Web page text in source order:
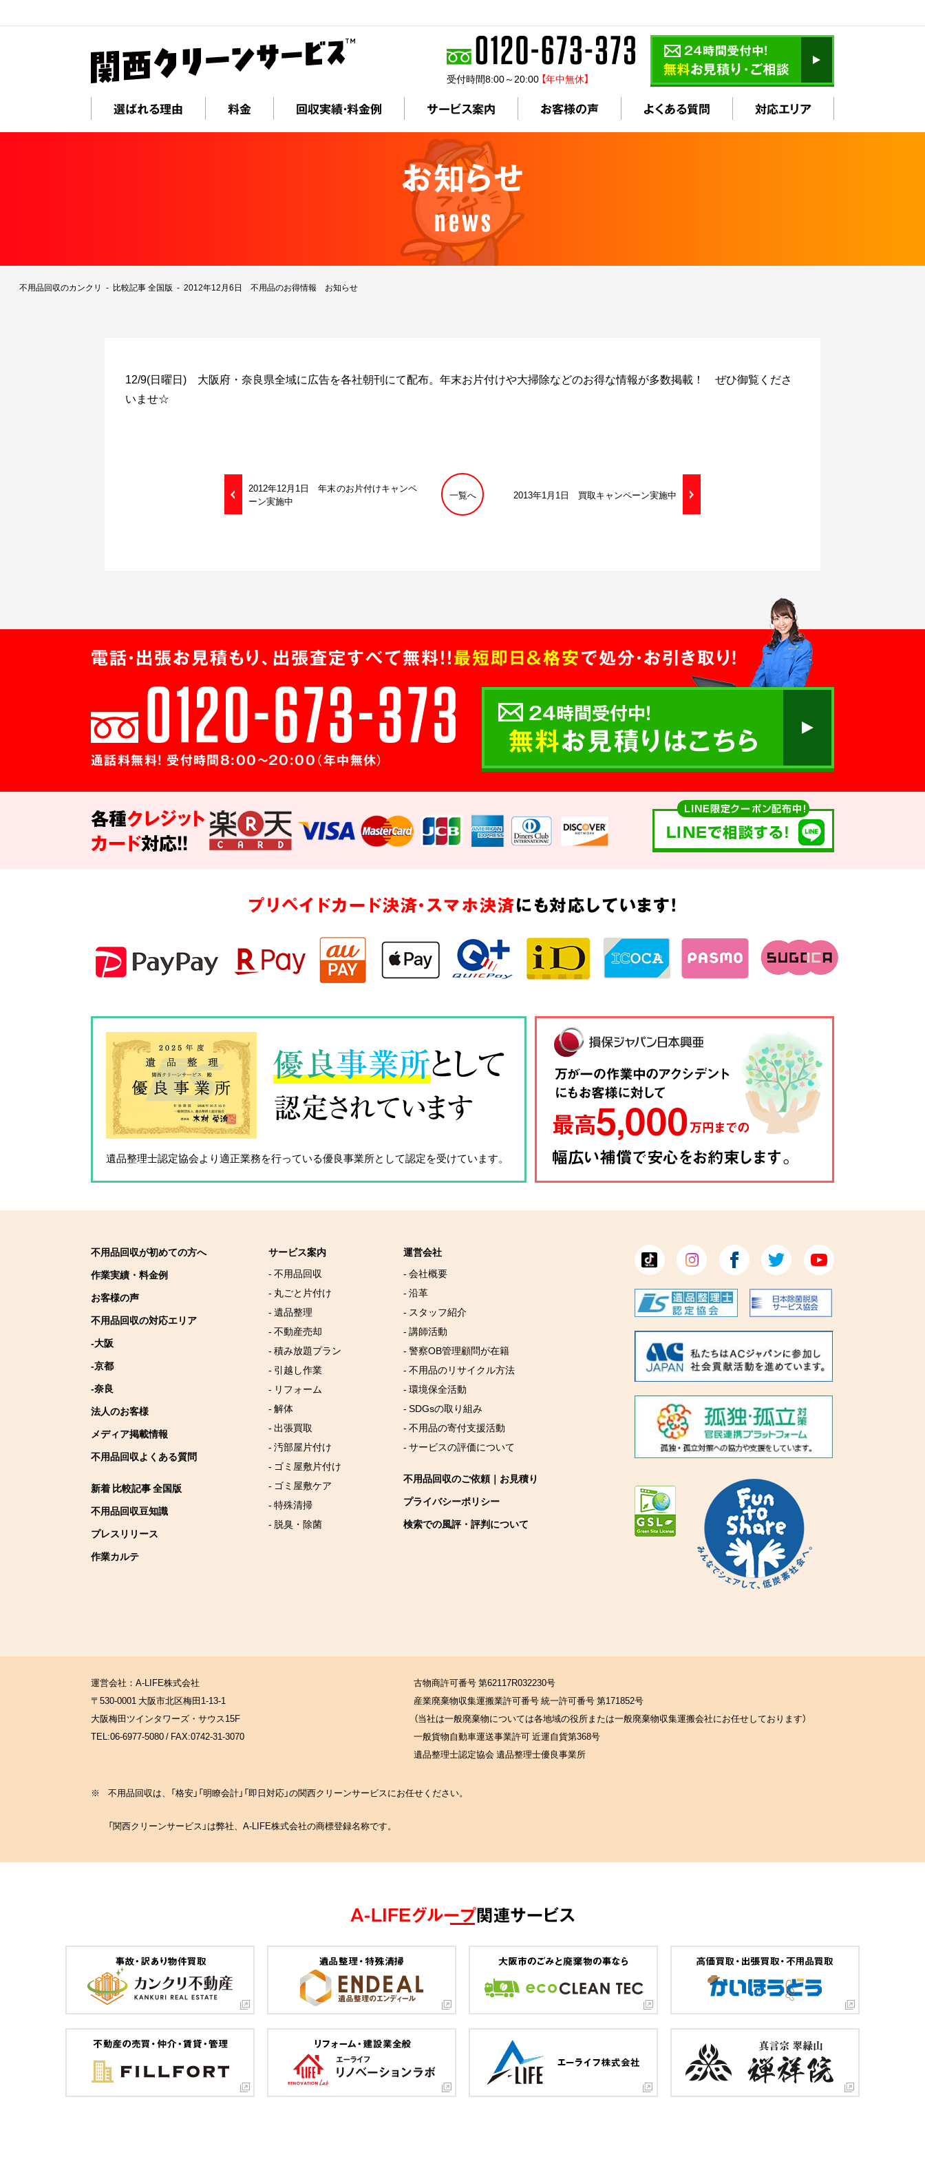
受付時間8:00～20:00 【年中無休】
選ばれる理由 料金 回収実績・料金例 サービス案内 お客様の声 よくある質問 対応エリア
お知らせ
news
不用品回収のカンクリ 比較記事 全国版 2012年12月6日 不用品のお得情報 お知らせ
12/9(日曜日) 大阪府・奈良県全域に広告を各社朝刊にて配布。年末お片付けや大掃除などのお得な情報が多数掲載！ ぜひ御覧くださ
いませ☆
2012年12月1日 年末のお片付けキャンペ
ーン実施中
一覧へ 2013年1月1日 買取キャンペーン実施中
電話・出張お見積もり、出張査定すべて無料!!最短即日＆格安で処分・お引き取り！
通話料無料! 受付時間8:00～20:00（年中無休）
24時間受付中!
無料お見積りはこちら
各種クレジット
カード対応!!
LINE限定クーポン配布中！
LINEで相談する!
プリペイドカード決済・スマホ決済にも対応しています!
優良事業所として
認定されています
遺品整理士認定協会より適正業務を行っている優良事業所として認定を受けています。
不用品回収が初めての方へ
作業実績・料金例
お客様の声
不用品回収の対応エリア
-大阪
-京都
-奈良
法人のお客様
メディア掲載情報
不用品回収よくある質問
新着 比較記事 全国版
不用品回収豆知識
プレスリリース
作業カルテ
サービス案内
- 不用品回収
- 丸ごと片付け
- 遺品整理
- 不動産売却
- 積み放題プラン
- 引越し作業
- リフォーム
- 解体
- 出張買取
- 汚部屋片付け
- ゴミ屋敷片付け
- ゴミ屋敷ケア
- 特殊清掃
- 脱臭・除菌
運営会社
- 会社概要
- 沿革
- スタッフ紹介
- 講師活動
- 警察OB管理顧問が在籍
- 不用品のリサイクル方法
- 環境保全活動
- SDGsの取り組み
- 不用品の寄付支援活動
- サービスの評価について
不用品回収のご依頼｜お見積り
プライバシーポリシー
検索での風評・評判について
運営会社：A-LIFE株式会社
〒530-0001 大阪市北区梅田1-13-1
大阪梅田ツインタワーズ・サウス15F
TEL:06-6977-5080 / FAX:0742-31-3070
古物商許可番号 第62117R032230号
産業廃棄物収集運搬業許可番号 統一許可番号 第171852号
（当社は一般廃棄物については各地域の役所または一般廃棄物収集運搬会社にお任せしております）
一般貨物自動車運送事業許可 近運自貨第368号
遺品整理士認定協会 遺品整理士優良事業所
※ 不用品回収は、「格安」「明瞭会計」「即日対応」の関西クリーンサービスにお任せください。
「関西クリーンサービス」は弊社、A-LIFE株式会社の商標登録名称です。
A-LIFEグループ関連サービス